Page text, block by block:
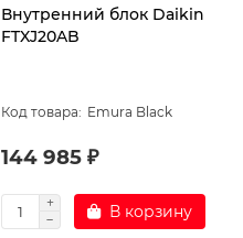
Внутренний блок Daikin
FTXJ20AB
Emura Black
144 985 ₽
В корзину